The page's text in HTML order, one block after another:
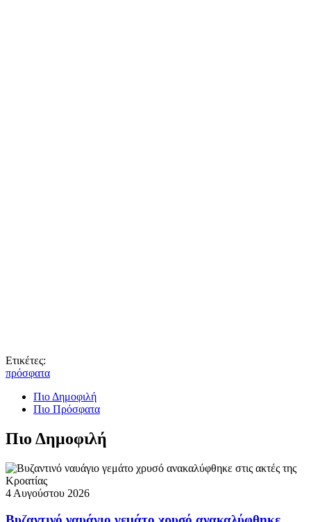
Ετικέτες:
πρόσφατα
Πιο Δημοφιλή
Πιο Πρόσφατα
Πιο Δημοφιλή
4 Αυγούστου 2026